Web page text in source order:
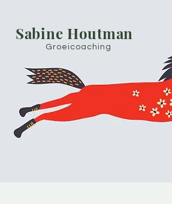
Sabine Houtman
Groeicoaching